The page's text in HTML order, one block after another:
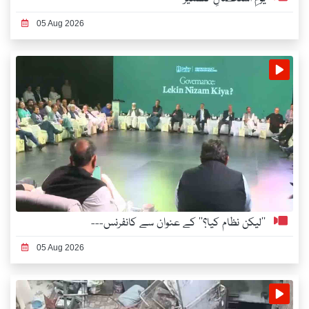
05 Aug 2026
’’لیکن نظام کیا؟‘‘ کے عنوان سے کانفرنس---
05 Aug 2026